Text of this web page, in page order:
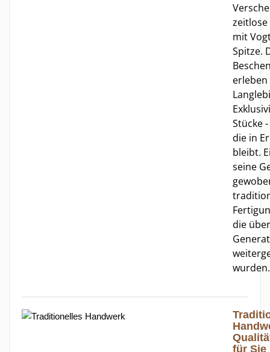
mit
Spitze.
erleben
Stücke
die in
bleibt.
seine
die über
wurden.
für Sie